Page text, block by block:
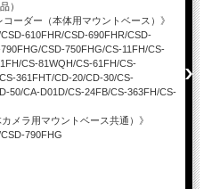
）
コーダー（本体用マウントベース）》
610FHR/CSD-690FHR/CSD-
CSD-750FHG/CS-11FH/CS-
CS-81WQH/CS-61FH/CS-
361FHT/CD-20/CD-30/CS-
50/CA-D01D/CS-24FB/CS-363FH/CS-
メラ用マウントベース共通）》
790FHG